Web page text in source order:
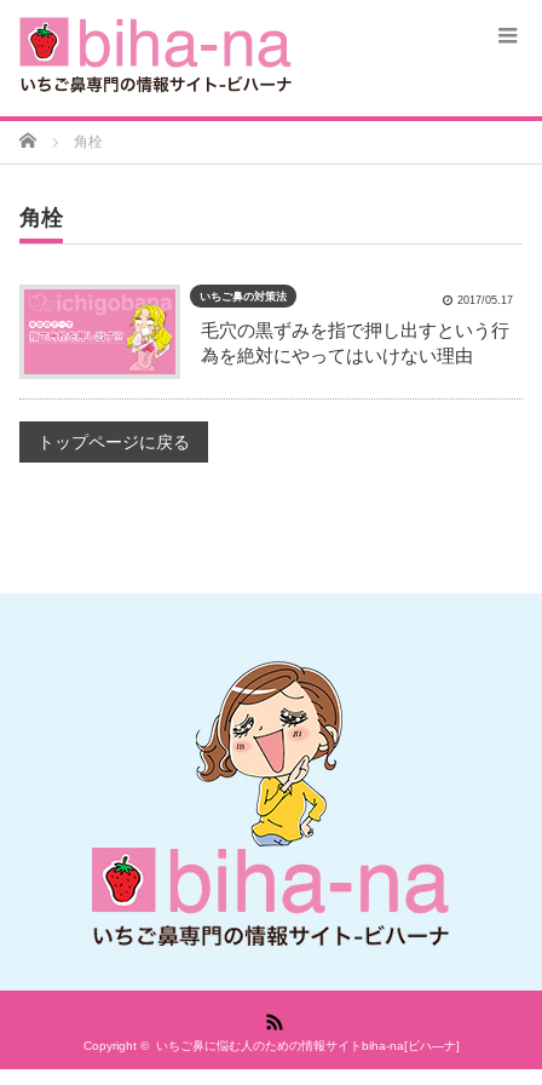
Home 角栓
角栓
2017/05.17
いちご鼻の対策法
毛穴の黒ずみを指で押し出すという行
為を絶対にやってはいけない理由
トップページに戻る
Copyright © いちご鼻に悩む人のための情報サイトbiha-na[ビハ―ナ]